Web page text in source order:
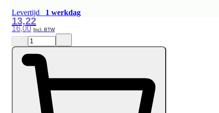
Levertijd 1 werkdag
16,00
13,22